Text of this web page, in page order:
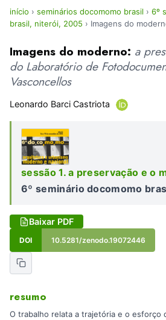
início › seminários docomomo brasil › 6º
brasil, niterói, 2005 › Imagens do
Imagens do moderno: a
do Laboratório de
Vasconcellos
Leonardo Barci Castriota
sessão 1. a preservação e o
6º seminário docomomo
Baixar PDF
DOI 10.5281/zenodo.19072446
resumo
O trabalho relata a trajetória e o esforço